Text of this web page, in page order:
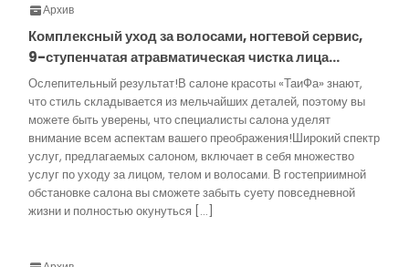
Архив
Комплексный уход за волосами, ногтевой сервис,
9-ступенчатая атравматическая чистка лица…
Ослепительный результат!В салоне красоты «ТаиФа» знают,
что стиль складывается из мельчайших деталей, поэтому вы
можете быть уверены, что специалисты салона уделят
внимание всем аспектам вашего преображения!Широкий спектр
услуг, предлагаемых салоном, включает в себя множество
услуг по уходу за лицом, телом и волосами. В гостеприимной
обстановке салона вы сможете забыть суету повседневной
жизни и полностью окунуться […]